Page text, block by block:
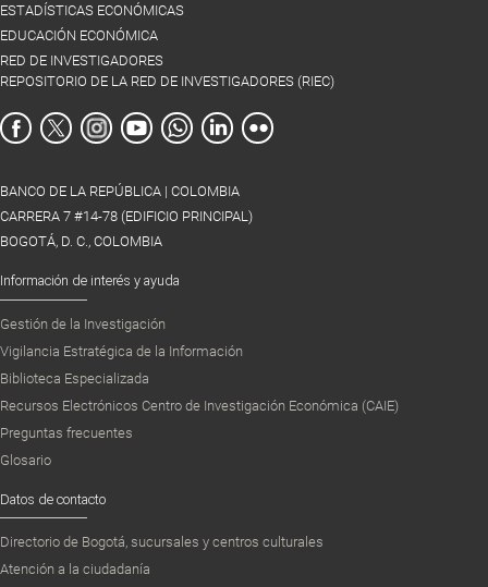
ESTADÍSTICAS ECONÓMICAS
EDUCACIÓN ECONÓMICA
RED DE INVESTIGADORES
REPOSITORIO DE LA RED DE INVESTIGADORES (RIEC)
BANCO DE LA REPÚBLICA | COLOMBIA
CARRERA 7 #14-78 (EDIFICIO PRINCIPAL)
BOGOTÁ, D. C., COLOMBIA
Información de interés y ayuda
Gestión de la Investigación
Vigilancia Estratégica de la Información
Biblioteca Especializada
Recursos Electrónicos Centro de Investigación Económica (CAIE)
Preguntas frecuentes
Glosario
Datos de contacto
Directorio de Bogotá, sucursales y centros culturales
Atención a la ciudadanía